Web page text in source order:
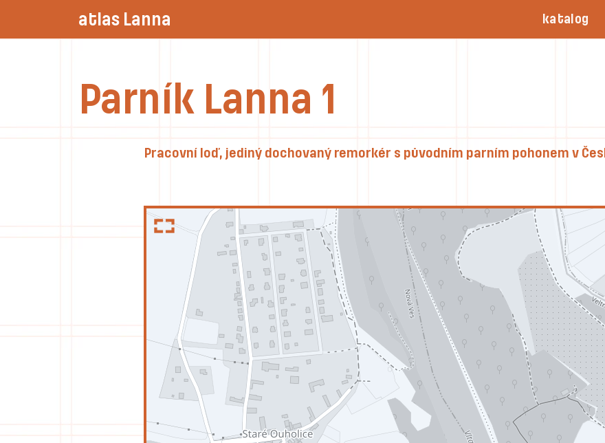
atlas Lanna katalog
Parník Lanna 1
Pracovní loď, jediný dochovaný remorkér s původním parním pohonem v